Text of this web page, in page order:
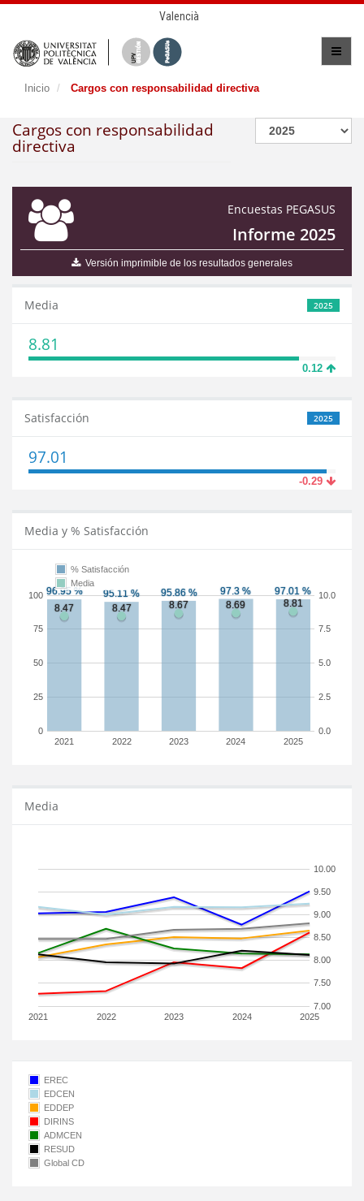
Valencià
Inicio Cargos con responsabilidad directiva
Cargos con responsabilidad
directiva
Encuestas PEGASUS
Informe 2025
Versión imprimible de los resultados generales
2025
Media
8.81
0.12
2025
Satisfacción
97.01
-0.29
Media y % Satisfacción
2021 2022 2023 2024 2025
0
25
50
75
100
0.0
2.5
5.0
7.5
10.0
% Satisfacción
Media
Media
2021 2022 2023 2024 2025
7.00
7.50
8.00
8.50
9.00
9.50
10.00
EREC
EDCEN
EDDEP
DIRINS
ADMCEN
RESUD
Global CD